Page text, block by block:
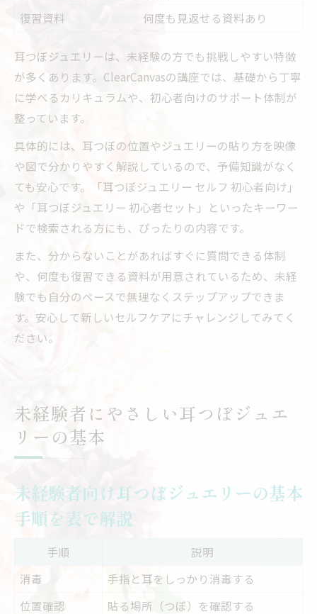
復習資料
何度も見返せる資料あり
耳つぼジュエリーは、未経験の方でも挑戦しやすい特徴
が多くあります。ClearCanvasの講座では、基礎から丁寧
に学べるカリキュラムや、初心者向けのサポート体制が
整っています。
具体的には、耳つぼの位置やジュエリーの貼り方を映像
や図で分かりやすく解説しているので、予備知識がなく
ても安心です。「耳つぼジュエリー セルフ 初心者向け」
や「耳つぼジュエリー 初心者セット」といったキーワー
ドで検索される方にも、ぴったりの内容です。
また、分からないことがあればすぐに質問できる体制
や、何度も復習できる資料が用意されているため、未経
験でも自分のペースで無理なくステップアップできま
す。安心して新しいセルフケアにチャレンジしてみてく
ださい。
未経験者にやさしい耳つぼジュエ
リーの基本
未経験者向け耳つぼジュエリーの基本
手順を表で解説
手順
説明
消毒
手指と耳をしっかり消毒する
位置確認
貼る場所（つぼ）を確認する